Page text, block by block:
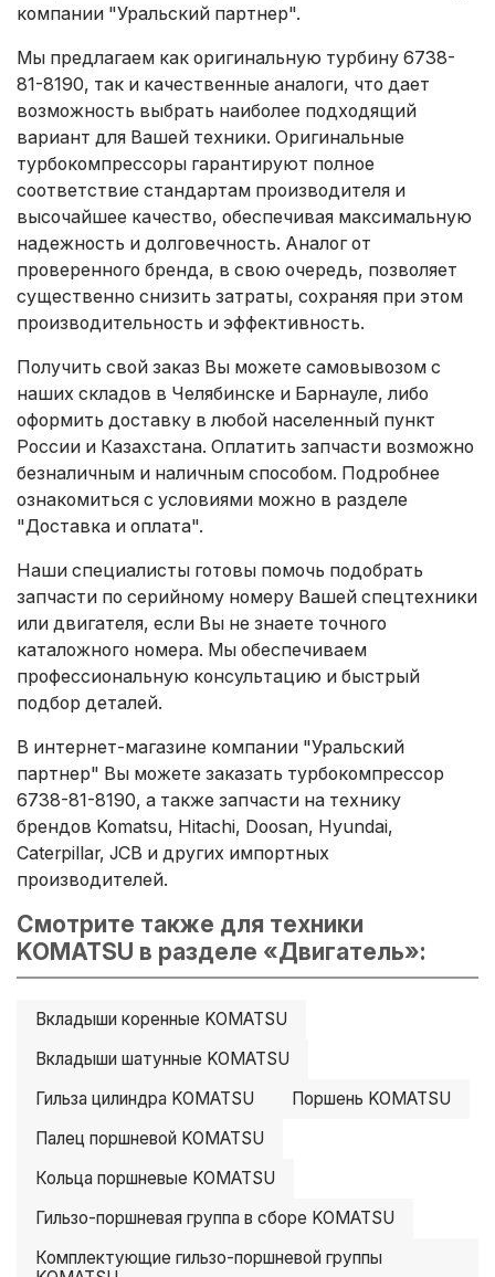
компании "Уральский партнер".
Мы предлагаем как оригинальную турбину 6738-
81-8190, так и качественные аналоги, что дает
возможность выбрать наиболее подходящий
вариант для Вашей техники. Оригинальные
турбокомпрессоры гарантируют полное
соответствие стандартам производителя и
высочайшее качество, обеспечивая максимальную
надежность и долговечность. Аналог от
проверенного бренда, в свою очередь, позволяет
существенно снизить затраты, сохраняя при этом
производительность и эффективность.
Получить свой заказ Вы можете самовывозом с
наших складов в Челябинске и Барнауле, либо
оформить доставку в любой населенный пункт
России и Казахстана. Оплатить запчасти возможно
безналичным и наличным способом. Подробнее
ознакомиться с условиями можно в разделе
"Доставка и оплата".
Наши специалисты готовы помочь подобрать
запчасти по серийному номеру Вашей спецтехники
или двигателя, если Вы не знаете точного
каталожного номера. Мы обеспечиваем
профессиональную консультацию и быстрый
подбор деталей.
В интернет-магазине компании "Уральский
партнер" Вы можете заказать турбокомпрессор
6738-81-8190, а также запчасти на технику
брендов Komatsu, Hitachi, Doosan, Hyundai,
Caterpillar, JCB и других импортных
производителей.
Смотрите также для техники
KOMATSU в разделе «Двигатель»:
Вкладыши коренные KOMATSU
Вкладыши шатунные KOMATSU
Гильза цилиндра KOMATSU
Поршень KOMATSU
Палец поршневой KOMATSU
Кольца поршневые KOMATSU
Гильзо-поршневая группа в сборе KOMATSU
Комплектующие гильзо-поршневой группы